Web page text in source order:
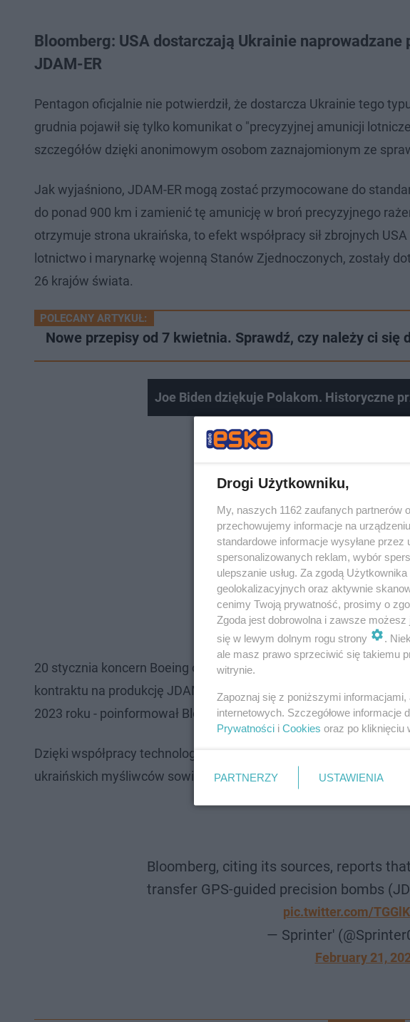
Bloomberg: USA dostarczają Ukrainie
JDAM-ER
Pentagon oficjalnie nie potwierdził, że dostarcza Ukrainie tego
grudnia pojawił się tylko komunikat o "precyzyjnej amunicji
szczegółów dzięki anonimowym osobom zaznajomionym ze
Jak wyjaśniono, JDAM-ER mogą zostać przymocowane do
do ponad 900 km i zamienić tę amunicję w broń precyzyjnego
otrzymuje strona ukraińska, to efekt współpracy sił zbrojnych
lotnictwo i marynarkę wojenną Stanów Zjednoczonych, zostały
26 krajów świata.
POLECANY ARTYKUŁ:
Nowe przepisy od 7 kwietnia. Sprawdź, czy należy ci się
Joe Biden dziękuje Polakom. Historyczne
20 stycznia koncern Boeing otrzymał od amerykańskich sił
kontraktu na produkcję JDAM-ER, opiewające na kwotę 40,5 mln
2023 roku - poinformował Bloomberg.
Dzięki współpracy technologicznej Kijowa z Waszyngtonem
ukraińskich myśliwców sowieckiej produkcji - dodała amerykańska
Bloomberg, citing its sources, reports
transfer GPS-guided precision bombs
pic.twitter.com/
— Sprinter'
February 21,
Drogi Użytkowniku,
My, naszych 1162 zaufanych partnerów
przechowujemy informacje na
standardowe informacje wysyłane
spersonalizowanych reklam, wybór
ulepszanie usług. Za zgodą
geolokalizacyjnych oraz aktywnie
cenimy Twoją prywatność, prosimy o
Zgoda jest dobrowolna i zawsze
się w lewym dolnym rogu strony
.
ale masz prawo sprzeciwić się takiemu
witrynie.
Zapoznaj się z poniższymi
internetowych. Szczegółowe
Prywatności i Cookies oraz po kliknięciu
PARTNERZY USTAWIENIA